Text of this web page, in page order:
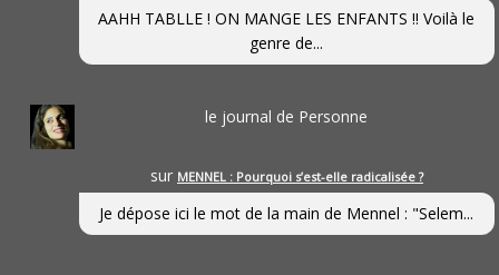
AAHH TABLLE ! ON MANGE LES ENFANTS !! Voilà le
genre de...
le journal de Personne
sur MENNEL : Pourquoi s’est-elle radicalisée ?
Je dépose ici le mot de la main de Mennel : "Selem...